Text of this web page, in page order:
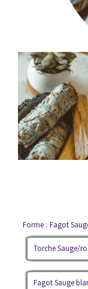
Forme : Fagot
Torche Sauge/
Fagot Sauge